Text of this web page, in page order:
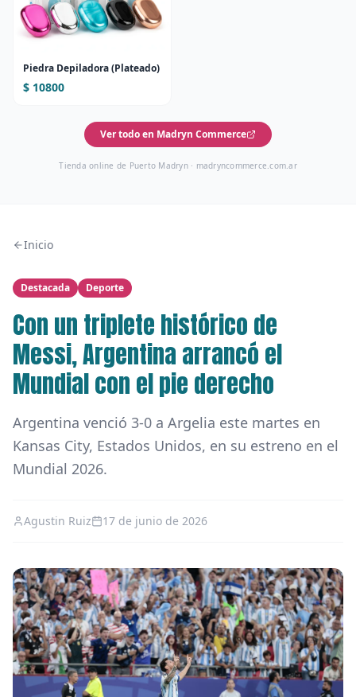
Piedra Depiladora (Plateado)
$ 10800
Ver todo en Madryn Commerce
Tienda online de Puerto Madryn · madryncommerce.com.ar
Inicio
Destacada Deporte
Con un triplete histórico de
Messi, Argentina arrancó el
Mundial con el pie derecho
Argentina venció 3-0 a Argelia este martes en
Kansas City, Estados Unidos, en su estreno en el
Mundial 2026.
Agustin Ruiz 17 de junio de 2026